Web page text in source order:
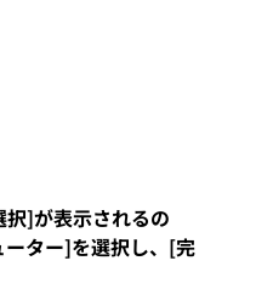
択]が表示されるの
ター]を選択し、[完